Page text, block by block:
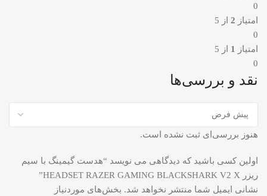
0
امتیاز 2 از 5
0
امتیاز
1 از 5
0
نقد و بررسی‌ها
هنوز بررسی‌ای ثبت نشده است.
اولین کسی باشید که دیدگاهی می نویسد “هدست گیمینگ با سیم
ریزر HEADSET RAZER GAMING BLACKSHARK V2 X”
نشانی ایمیل شما منتشر نخواهد شد. بخش‌های موردنیاز